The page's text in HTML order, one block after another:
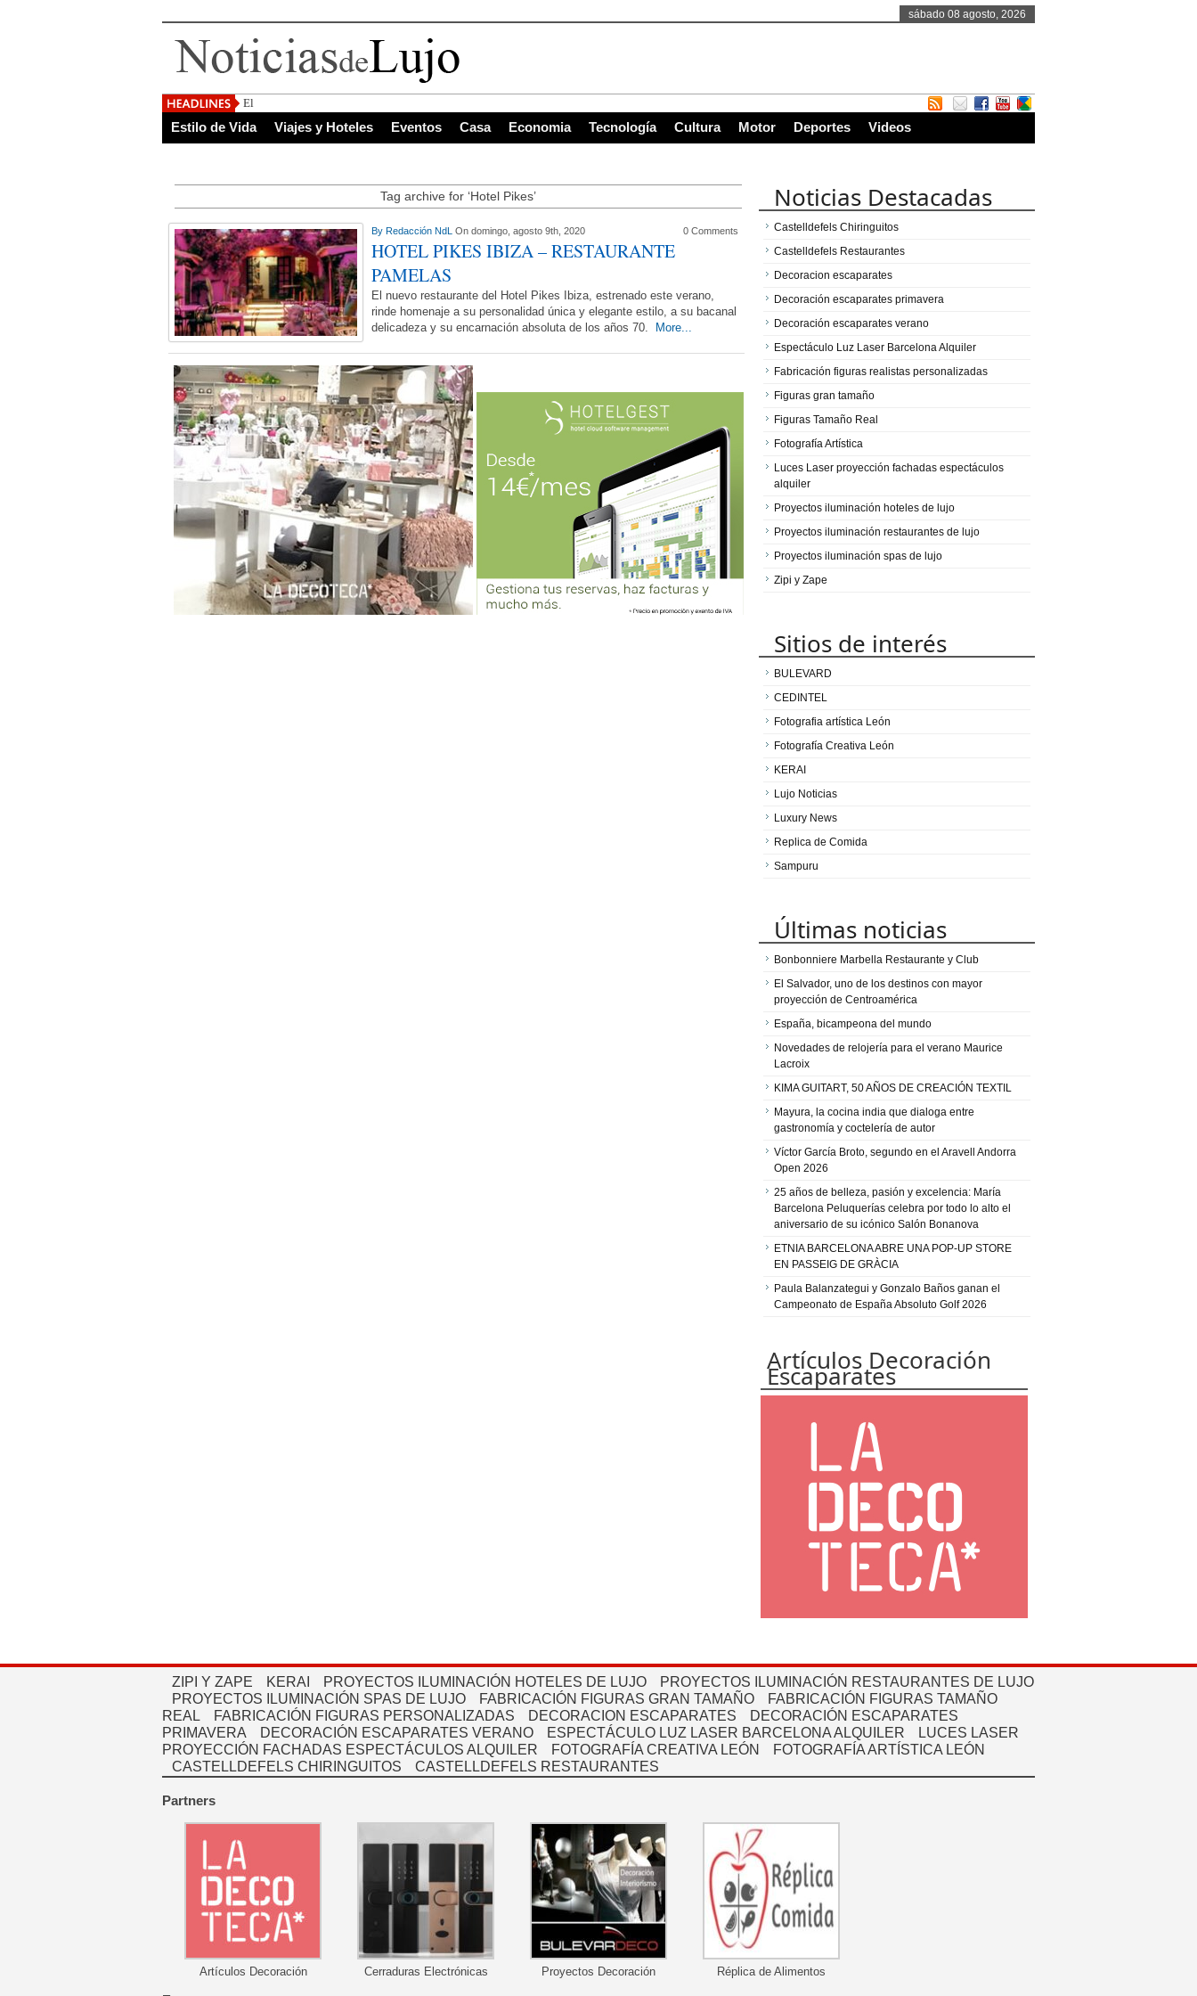
sábado 08 agosto, 2026
El Salvador, uno de l
Estilo de Vida Viajes y Hoteles Eventos Casa Economia Tecnología Cultura Motor Deportes Videos
Tag archive for ‘Hotel Pikes’
By Redacción NdL On domingo, agosto 9th, 2020 0 Comments
HOTEL PIKES IBIZA – RESTAURANTE
PAMELAS
El nuevo restaurante del Hotel Pikes Ibiza, estrenado este verano,
rinde homenaje a su personalidad única y elegante estilo, a su bacanal
delicadeza y su encarnación absoluta de los años 70.
More...
Noticias Destacadas
Castelldefels Chiringuitos
Castelldefels Restaurantes
Decoracion escaparates
Decoración escaparates primavera
Decoración escaparates verano
Espectáculo Luz Laser Barcelona Alquiler
Fabricación figuras realistas personalizadas
Figuras gran tamaño
Figuras Tamaño Real
Fotografía Artística
Luces Laser proyección fachadas espectáculos
alquiler
Proyectos iluminación hoteles de lujo
Proyectos iluminación restaurantes de lujo
Proyectos iluminación spas de lujo
Zipi y Zape
Sitios de interés
BULEVARD
CEDINTEL
Fotografia artística León
Fotografía Creativa León
KERAI
Lujo Noticias
Luxury News
Replica de Comida
Sampuru
Últimas noticias
Bonbonniere Marbella Restaurante y Club
El Salvador, uno de los destinos con mayor
proyección de Centroamérica
España, bicampeona del mundo
Novedades de relojería para el verano Maurice
Lacroix
KIMA GUITART, 50 AÑOS DE CREACIÓN TEXTIL
Mayura, la cocina india que dialoga entre
gastronomía y coctelería de autor
Víctor García Broto, segundo en el Aravell Andorra
Open 2026
25 años de belleza, pasión y excelencia: María
Barcelona Peluquerías celebra por todo lo alto el
aniversario de su icónico Salón Bonanova
ETNIA BARCELONA ABRE UNA POP-UP STORE
EN PASSEIG DE GRÀCIA
Paula Balanzategui y Gonzalo Baños ganan el
Campeonato de España Absoluto Golf 2026
Artículos Decoración
Escaparates
ZIPI Y ZAPE KERAI PROYECTOS ILUMINACIÓN HOTELES DE LUJO
PROYECTOS ILUMINACIÓN RESTAURANTES DE LUJO
PROYECTOS ILUMINACIÓN SPAS DE LUJO
FABRICACIÓN FIGURAS GRAN TAMAÑO
FABRICACIÓN FIGURAS TAMAÑO
REAL
FABRICACIÓN FIGURAS PERSONALIZADAS DECORACION ESCAPARATES
DECORACIÓN ESCAPARATES
PRIMAVERA
DECORACIÓN ESCAPARATES VERANO ESPECTÁCULO LUZ LASER BARCELONA ALQUILER
LUCES LASER
PROYECCIÓN FACHADAS ESPECTÁCULOS ALQUILER
FOTOGRAFÍA CREATIVA LEÓN
FOTOGRAFÍA ARTÍSTICA LEÓN
CASTELLDEFELS CHIRINGUITOS
CASTELLDEFELS RESTAURANTES
Partners
Artículos Decoración Cerraduras Electrónicas Proyectos Decoración Réplica de Alimentos